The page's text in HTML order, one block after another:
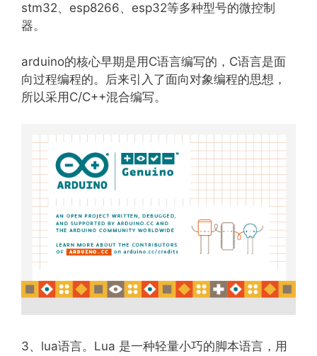
stm32、esp8266、esp32等多种型号的微控制
器。
arduino的核心早期是用C语言编写的，C语言是面
向过程编程的。后来引入了面向对象编程的思想，
所以采用C/C++混合编写。
3、lua语言。Lua 是一种轻量小巧的脚本语言，用